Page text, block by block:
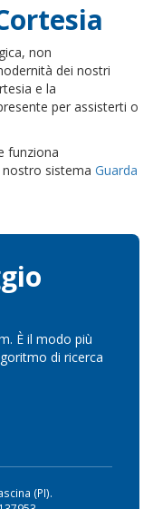
non
dei nostri
e la
per assisterti o
funziona
sistema Guarda
È il modo più
di ricerca
(PI).